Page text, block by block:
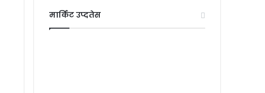
मार्किट उप्दतेस